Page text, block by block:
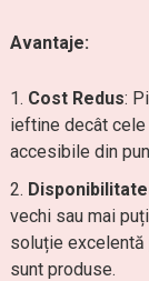
Avantaje:
Cost Redus:
ieftine decât
accesibile din
vechi sau mai
soluție excelentă
sunt produse.